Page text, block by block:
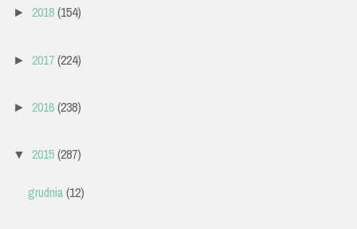
► 2018(154)
► 2017(224)
► 2016(238)
▼ 2015(287)
grudnia(12)